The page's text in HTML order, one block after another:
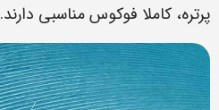
پرتره، کاملا فوکوس مناسبی دارند.